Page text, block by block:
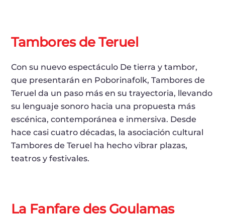
Tambores de Teruel
Con su nuevo espectáculo De tierra y tambor,
que presentarán en Poborinafolk, Tambores de
Teruel da un paso más en su trayectoria, llevando
su lenguaje sonoro hacia una propuesta más
escénica, contemporánea e inmersiva. Desde
hace casi cuatro décadas, la asociación cultural
Tambores de Teruel ha hecho vibrar plazas,
teatros y festivales.
La Fanfare des Goulamas